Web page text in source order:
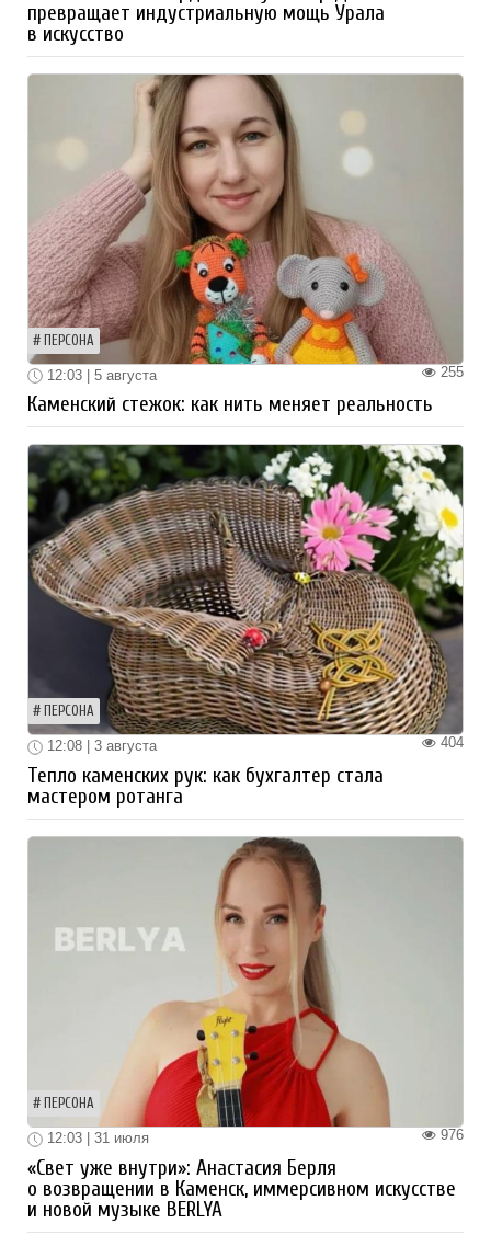
превращает индустриальную мощь Урала
в искусство
ПЕРСОНА
255
12:03 | 5 августа
Каменский стежок: как нить меняет реальность
ПЕРСОНА
404
12:08 | 3 августа
Тепло каменских рук: как бухгалтер стала
мастером ротанга
ПЕРСОНА
976
12:03 | 31 июля
«Свет уже внутри»: Анастасия Берля
о возвращении в Каменск, иммерсивном искусстве
и новой музыке BERLYA